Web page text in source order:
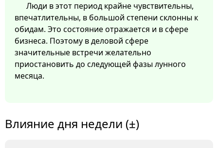
Люди в этот период крайне чувствительны,
впечатлительны, в большой степени склонны к
обидам. Это состояние отражается и в сфере
бизнеса. Поэтому в деловой сфере
значительные встречи желательно
приостановить до следующей фазы лунного
месяца.
Влияние дня недели (±)